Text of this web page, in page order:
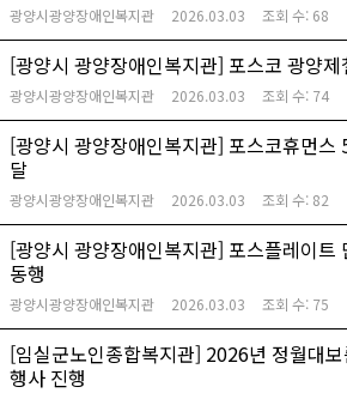
광양시광양장애인복지관 2026.03.03 조회 수: 68
[광양시 광양장애인복지관] 포스코 광양
광양시광양장애인복지관 2026.03.03 조회 수: 74
[광양시 광양장애인복지관] 포스코휴먼
달
광양시광양장애인복지관 2026.03.03 조회 수: 82
[광양시 광양장애인복지관] 포스플레이트
동행
광양시광양장애인복지관 2026.03.03 조회 수: 75
[임실군노인종합복지관] 2026년 정월대
행사 진행